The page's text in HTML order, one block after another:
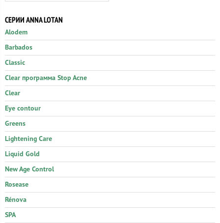
СЕРИИ ANNA LOTAN
Alodem
Barbados
Classic
Clear программа Stop Acne
Clear
Eye contour
Greens
Lightening Care
Liquid Gold
New Age Control
Rosease
Rénova
SPA